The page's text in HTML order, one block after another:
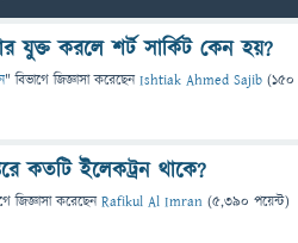
যুক্ত করলে শর্ট সার্কিট কেন হয়?
" বিভাগে জিজ্ঞাসাকরেছেনIshtiak Ahmed Sajib (150
কতটি ইলেকট্রন থাকে?
জিজ্ঞাসাকরেছেনRafikul Al Imran (5,390 পয়েন্ট)